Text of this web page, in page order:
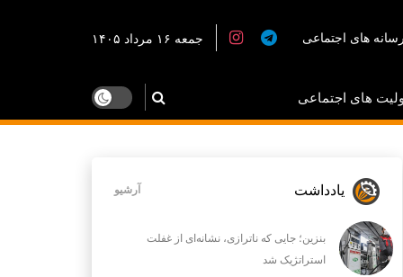
های اجتماعی جمعه ۱۶ مرداد ۱۴۰۵
های اجتماعی
یادداشت آرشیو
بنزین؛ جایی که ناترازی، نشانه‌ای از غفلت
استراتژیک شد